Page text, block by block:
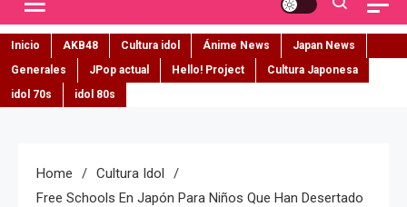
Inicio AKB48 Cultura idol Ánime News
Japan News
Generales
JPop actual Hello! Project
Cultura Japonesa
idol 70s
idol 80s
Home
Cultura Idol
Free Schools En Japón Para Niños Que Han Desertado